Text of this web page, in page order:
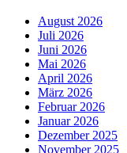
August 2026
Juli 2026
Juni 2026
Mai 2026
April 2026
März 2026
Februar 2026
Januar 2026
Dezember 2025
November 2025